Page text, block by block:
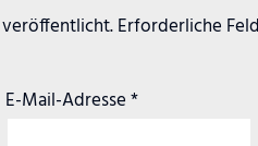
Erforderliche
E-Mail-Adresse*